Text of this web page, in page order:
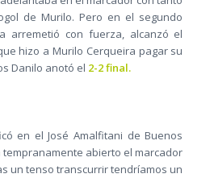
de Murilo. Pero en el segundo
arremetió con fuerza, alcanzó el
hizo a Murilo Cerqueira pagar su
Danilo anotó el 2-2 final.
en el José Amalfitani de Buenos
tempranamente abierto el marcador
un tenso transcurrir tendríamos un